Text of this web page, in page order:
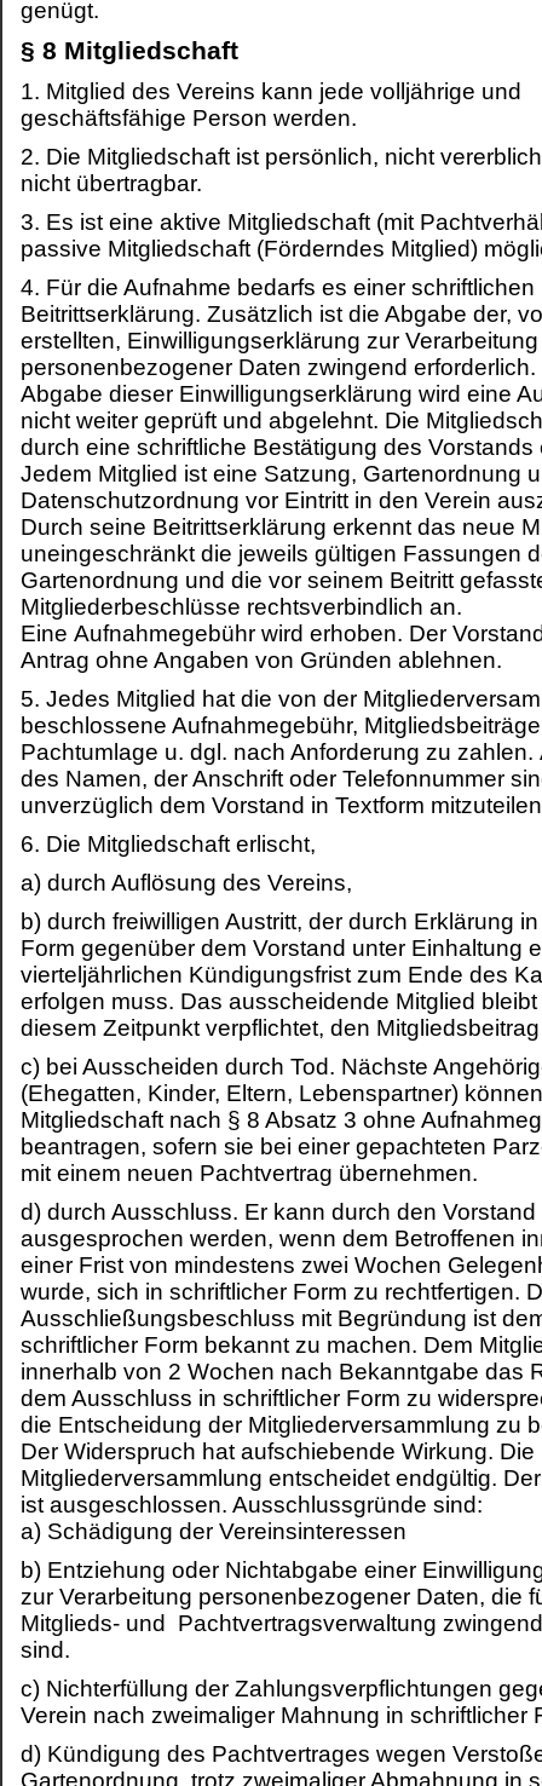
genügt.
§ 8 Mitgliedschaft
1. Mitglied des Vereins kann jede volljährige und
geschäftsfähige Person werden.
2. Die Mitgliedschaft ist persönlich, nicht
nicht übertragbar.
3. Es ist eine aktive Mitgliedschaft (mit
passive Mitgliedschaft (Förderndes Mitglied)
4. Für die Aufnahme bedarfs es einer schriftlichen
Beitrittserklärung. Zusätzlich ist die Abgabe der,
erstellten, Einwilligungserklärung zur Verarbeitung
personenbezogener Daten zwingend erforderlich.
Abgabe dieser Einwilligungserklärung wird eine
nicht weiter geprüft und abgelehnt. Die
durch eine schriftliche Bestätigung des Vorstands
Jedem Mitglied ist eine Satzung, Gartenordnung
Datenschutzordnung vor Eintritt in den Verein
Durch seine Beitrittserklärung erkennt das neue
uneingeschränkt die jeweils gültigen Fassungen
Gartenordnung und die vor seinem Beitritt
Mitgliederbeschlüsse rechtsverbindlich an.
Eine Aufnahmegebühr wird erhoben. Der
Antrag ohne Angaben von Gründen ablehnen.
5. Jedes Mitglied hat die von der
beschlossene Aufnahmegebühr,
Pachtumlage u. dgl. nach Anforderung zu
des Namen, der Anschrift oder Telefonnummer
unverzüglich dem Vorstand in Textform
6. Die Mitgliedschaft erlischt,
a) durch Auflösung des Vereins,
b) durch freiwilligen Austritt, der durch Erklärung
Form gegenüber dem Vorstand unter Einhaltung
vierteljährlichen Kündigungsfrist zum Ende des
erfolgen muss. Das ausscheidende Mitglied
diesem Zeitpunkt verpflichtet, den
c) bei Ausscheiden durch Tod. Nächste
(Ehegatten, Kinder, Eltern, Lebenspartner)
Mitgliedschaft nach § 8 Absatz 3 ohne
beantragen, sofern sie bei einer gepachteten
mit einem neuen Pachtvertrag übernehmen.
d) durch Ausschluss. Er kann durch den Vorstand
ausgesprochen werden, wenn dem Betroffenen
einer Frist von mindestens zwei Wochen
wurde, sich in schriftlicher Form zu rechtfertigen.
Ausschließungsbeschluss mit Begründung ist
schriftlicher Form bekannt zu machen. Dem
innerhalb von 2 Wochen nach Bekanntgabe das
dem Ausschluss in schriftlicher Form zu
die Entscheidung der Mitgliederversammlung zu
Der Widerspruch hat aufschiebende Wirkung. Die
Mitgliederversammlung entscheidet endgültig.
ist ausgeschlossen. Ausschlussgründe sind:
a) Schädigung der Vereinsinteressen
b) Entziehung oder Nichtabgabe einer
zur Verarbeitung personenbezogener Daten, die
Mitglieds- und Pachtvertragsverwaltung
sind.
c) Nichterfüllung der Zahlungsverpflichtungen
Verein nach zweimaliger Mahnung in schriftlicher
d) Kündigung des Pachtvertrages wegen
Gartenordnung, trotz zweimaliger Abmahnung in